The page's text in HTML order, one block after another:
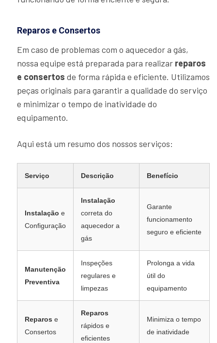
Reparos e Consertos
Em caso de problemas com o aquecedor a gás,
nossa equipe está preparada para realizar reparos
e consertos de forma rápida e eficiente. Utilizamos
peças originais para garantir a qualidade do serviço
e minimizar o tempo de inatividade do
equipamento.
Aqui está um resumo dos nossos serviços:
Serviço Descrição Benefício
Instalação e
Configuração
Instalação
correta do
aquecedor a
gás
Garante
funcionamento
seguro e eficiente
Manutenção
Preventiva
Inspeções
regulares e
limpezas
Prolonga a vida
útil do
equipamento
Reparos e
Consertos
Reparos
rápidos e
eficientes
Minimiza o tempo
de inatividade